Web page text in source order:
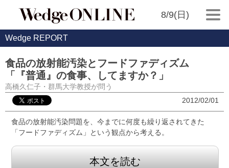
8/9(日)
Wedge REPORT
食品の放射能汚染とフードファディズム
「『普通』の食事、してますか？」
高橋久仁子・群馬大学教授が問う
2012/02/01
食品の放射能汚染問題を、今までに何度も繰り返されてきた
「フードファディズム」という観点から考える。
本文を読む